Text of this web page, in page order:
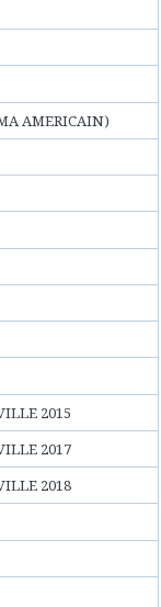
AMERICAIN)
2015
2017
2018